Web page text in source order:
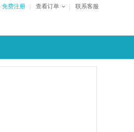
免费注册 查看订单 联系客服